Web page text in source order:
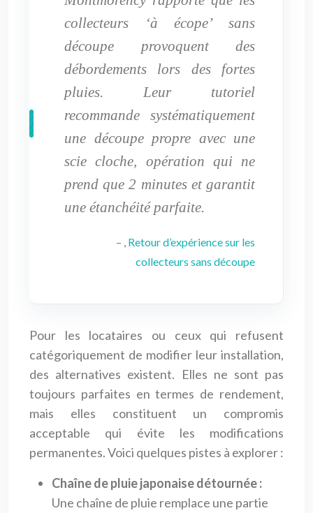
collecteurs ‘à écope’ sans
découpe provoquent des
débordements lors des fortes
pluies. Leur tutoriel
recommande systématiquement
une découpe propre avec une
scie cloche, opération qui ne
prend que 2 minutes et garantit
une étanchéité parfaite.
– , Retour d’expérience sur les
collecteurs sans découpe
Pour les locataires ou ceux qui refusent
catégoriquement de modifier leur installation,
des alternatives existent. Elles ne sont pas
toujours parfaites en termes de rendement,
mais elles constituent un compromis
acceptable qui évite les modifications
permanentes. Voici quelques pistes à explorer :
Chaîne de pluie japonaise détournée :
Une chaîne de pluie remplace une partie